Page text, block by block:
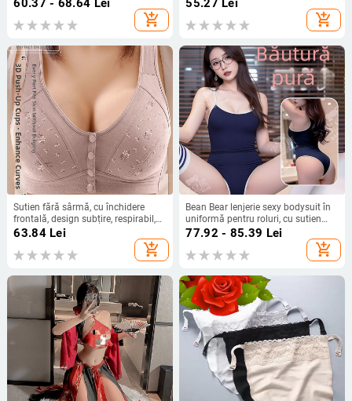
60.37 - 68.64 Lei
add_shopping_cart
55.27 Lei
add_shopping_cart
Sutien fără sârmă, cu închidere
frontală, design subțire, respirabil,
cupe din bumbac
63.84Lei
add_shopping_cart
Bean Bear lenjerie sexy bodysuit în
uniformă pentru roluri, cu sutien
integrat, stil gimnastic japonez
77.92 - 85.39 Lei
add_shopping_cart